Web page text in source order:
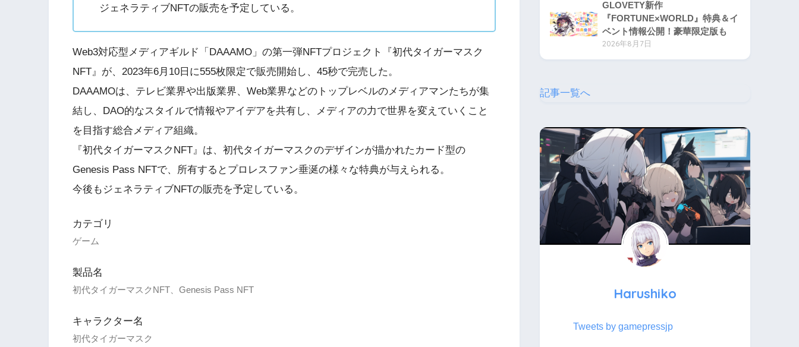
ジェネラティブNFTの販売を予定している。
Web3対応型メディアギルド「DAAAMO」の第一弾NFTプロジェクト『初代タイガーマスク
NFT』が、2023年6月10日に555枚限定で販売開始し、45秒で完売した。
DAAAMOは、テレビ業界や出版業界、Web業界などのトップレベルのメディアマンたちが集
結し、DAO的なスタイルで情報やアイデアを共有し、メディアの力で世界を変えていくこと
を目指す総合メディア組織。
『初代タイガーマスクNFT』は、初代タイガーマスクのデザインが描かれたカード型の
Genesis Pass NFTで、所有するとプロレスファン垂涎の様々な特典が与えられる。
今後もジェネラティブNFTの販売を予定している。
カテゴリ
ゲーム
製品名
初代タイガーマスクNFT、Genesis Pass NFT
キャラクター名
初代タイガーマスク
GLOVETY新作
『FORTUNE×WORLD』特典＆イ
ベント情報公開！豪華限定版も
2026年8月7日
記事一覧へ
Harushiko
Tweets by gamepressjp